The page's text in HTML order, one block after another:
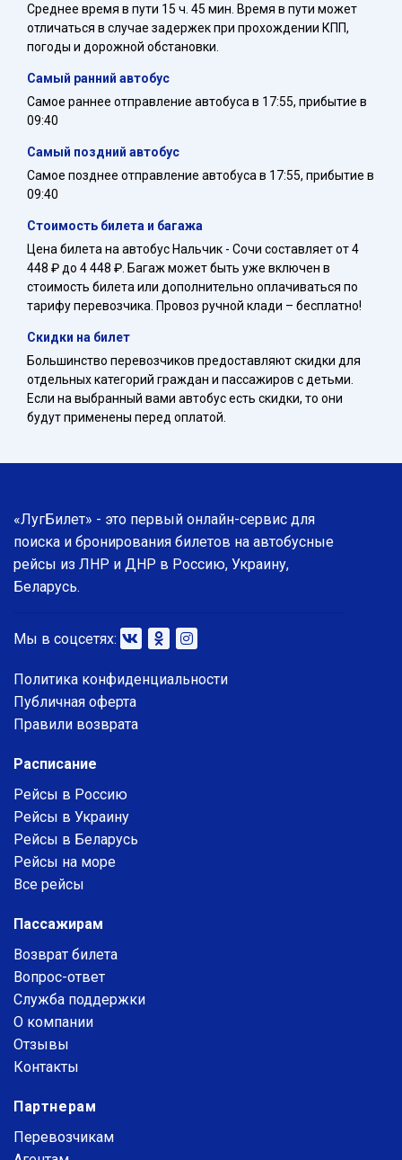
Среднее время в пути 15 ч. 45 мин. Время в пути может
отличаться в случае задержек при прохождении КПП,
погоды и дорожной обстановки.
Самый ранний автобус
Самое раннее отправление автобуса в 17:55, прибытие в
09:40
Самый поздний автобус
Самое позднее отправление автобуса в 17:55, прибытие в
09:40
Стоимость билета и багажа
Цена билета на автобус Нальчик - Сочи составляет от 4
448 ₽ до 4 448 ₽. Багаж может быть уже включен в
стоимость билета или дополнительно оплачиваться по
тарифу перевозчика. Провоз ручной клади – бесплатно!
Скидки на билет
Большинство перевозчиков предоставляют скидки для
отдельных категорий граждан и пассажиров с детьми.
Если на выбранный вами автобус есть скидки, то они
будут применены перед оплатой.
«ЛугБилет» - это первый онлайн-сервис для
поиска и бронирования билетов на автобусные
рейсы из ЛНР и ДНР в Россию, Украину,
Беларусь.
Мы в соцсетях:
Политика конфиденциальности
Публичная оферта
Правили возврата
Расписание
Рейсы в Россию
Рейсы в Украину
Рейсы в Беларусь
Рейсы на море
Все рейсы
Пассажирам
Возврат билета
Вопрос-ответ
Служба поддержки
О компании
Отзывы
Контакты
Партнерам
Перевозчикам